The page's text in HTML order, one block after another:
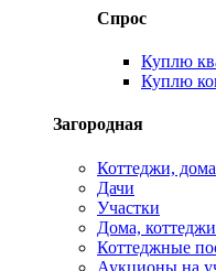
Спрос
Куплю
Куплю
Загородная
Коттеджи, дома
Дачи
Участки
Дома, коттеджи
Коттеджные
Аукционы на